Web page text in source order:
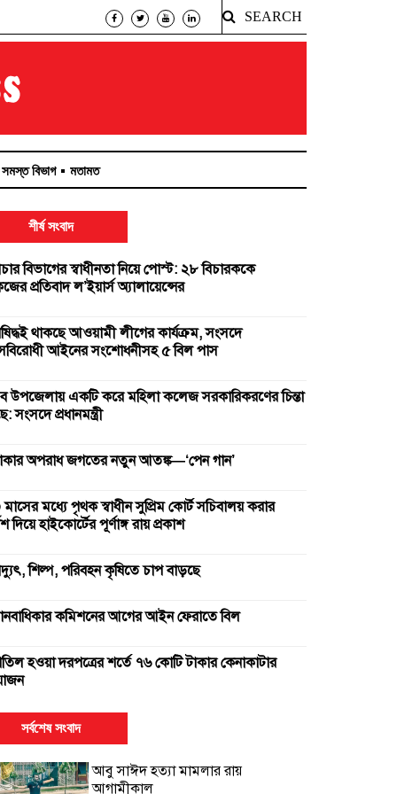
SEARCH
সমস্ত বিভাগ মতামত
শীর্ষ সংবাদ
বিভাগের স্বাধীনতা নিয়ে পোস্ট: ২৮ বিচারককে
প্রতিবাদ ল’ইয়ার্স অ্যালায়েন্সের
থাকছে আওয়ামী লীগের কার্যক্রম, সংসদে
আইনের সংশোধনীসহ ৫ বিল পাস
উপজেলায় একটি করে মহিলা কলেজ সরকারিকরণের চিন্তা
সংসদে প্রধানমন্ত্রী
অপরাধ জগতের নতুন আতঙ্ক—‘পেন গান’
মধ্যে পৃথক স্বাধীন সুপ্রিম কোর্ট সচিবালয় করার
দিয়ে হাইকোর্টের পূর্ণাঙ্গ রায় প্রকাশ
শিল্প, পরিবহন কৃষিতে চাপ বাড়ছে
কমিশনের আগের আইন ফেরাতে বিল
হওয়া দরপত্রের শর্তে ৭৬ কোটি টাকার কেনাকাটার
দুই সার কারখানা বন্ধ, আরেকটি বন্ধের পথে
উপাচার্যের ৫৪৭ দিনে ৪২৫ নিয়োগ
সর্বশেষ সংবাদ
আবু সাঈদ হত্যা মামলার রায়
আগামীকাল